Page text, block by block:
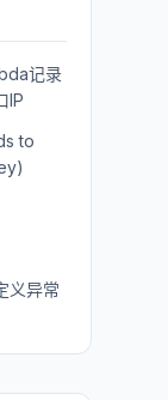
记录
IP
to
义异常